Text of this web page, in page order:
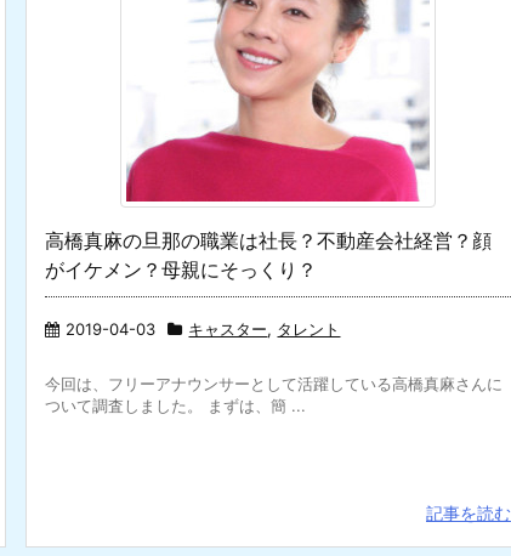
高橋真麻の旦那の職業は社長？不動産会社経営？顔
がイケメン？母親にそっくり？
2019-04-03 キャスター, タレント
今回は、フリーアナウンサーとして活躍している高橋真麻さんに
ついて調査しました。 まずは、簡 ...
記事を読む